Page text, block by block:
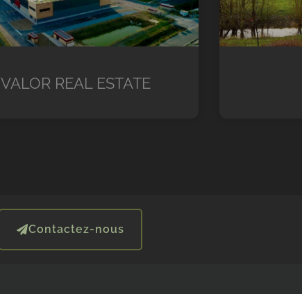
VALOR REAL ESTATE
Contactez-nous